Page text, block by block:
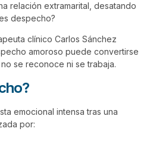
relación extramarital, desatando
despecho?
clínico Carlos Sánchez
amoroso puede convertirse
se reconoce ni se trabaja.
emocional intensa tras una
por: